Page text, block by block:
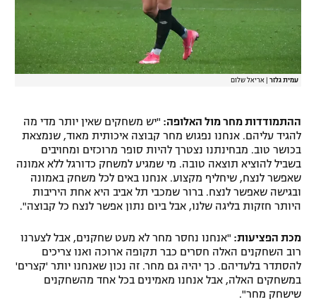
עמית גלזר אריאל שלום
ההתמודדות מחר מול האלופה: "יש משחקים שאין יותר מדי מה
להגיד עליהם. אנחנו נפגוש מחר קבוצה איכותית מאוד, שנמצאת
בכושר טוב. מבחינתנו נצטרך להיות סופר מרוכזים ומחויבים
בשביל להוציא תוצאה טובה. מי שמגיע למשחק כדורגל ללא אמונה
שאפשר לנצח, שיחליף מקצוע. אנחנו באים לכל משחק באמונה
ובגישה שאפשר לנצח. ברור שמכבי תל אביב היא אחת היריבות
היותר חזקות בליגה שלנו, אבל ביום נתון אפשר לנצח כל קבוצה".
מכת הפציעות: "אנחנו נחסר מחר לא מעט שחקנים, אבל לצערנו
רוב השחקנים האלה חסרים כבר תקופה ארוכה ואנו צריכים
להסתדר בלעדיהם. כך יהיה גם מחר. זה נכון שאנחנו יותר 'קצרים'
במשחקים האלה, אבל אנחנו מאמינים בכל אחד מהשחקנים
שישחק מחר".